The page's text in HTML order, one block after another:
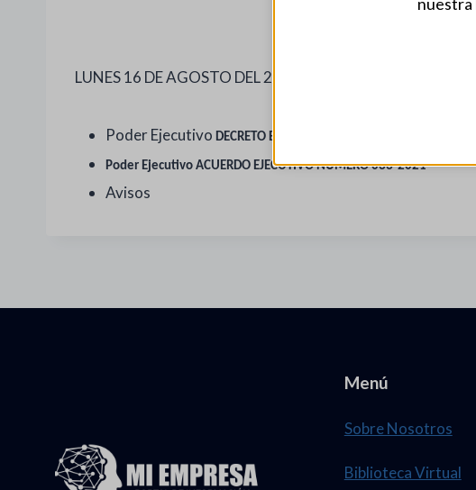
LUNES 16 DE AGOSTO DEL 2021. NUM. 35,689
Poder Ejecutivo DECRETO EJECUTIVO NÚMERO PCM-085-2021
Poder Ejecutivo ACUERDO EJECUTIVO NÚMERO 033-2021
Avisos
Menú
Sobre Nosotros
Biblioteca Virtual